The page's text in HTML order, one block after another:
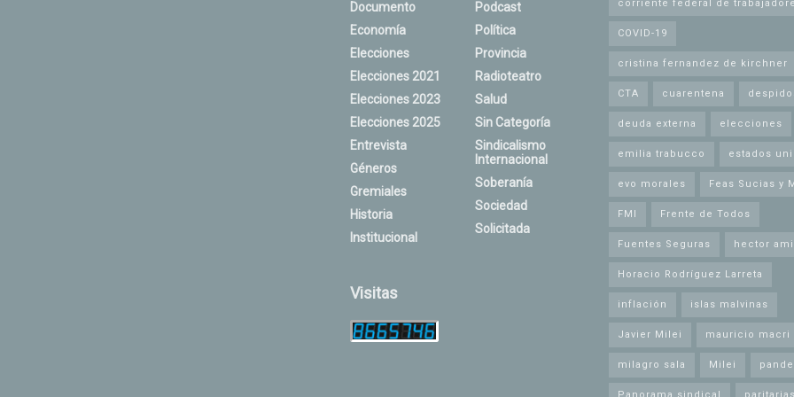
Documento
Economía
Elecciones
Elecciones 2021
Elecciones 2023
Elecciones 2025
Entrevista
Géneros
Gremiales
Historia
Institucional
Podcast
Política
Provincia
Radioteatro
Salud
Sin Categoría
Sindicalismo
Internacional
Soberanía
Sociedad
Solicitada
Visitas
corriente federal de
COVID-19
cristina fernandez de kirchner
CTA cuarentena
deuda externa elecciones
emilia trabucco estados
evo morales Feas Sucias y
FMI Frente de Todos
Fuentes Seguras hector
Horacio Rodríguez Larreta
inflación islas malvinas
Javier Milei mauricio macri
milagro sala Milei
Panorama sindical paritarias